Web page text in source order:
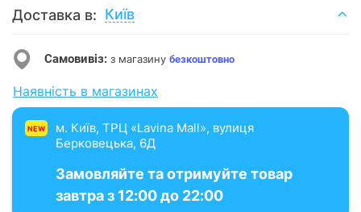
Доставка в: Київ
Самовивіз: з магазину безкоштовно
Наявність в магазинах
NEW
м. Київ, ТРЦ «Lavina Mall», вулиця
Берковецька, 6Д
Замовляйте та отримуйте товар
завтра з 12:00 до 22:00